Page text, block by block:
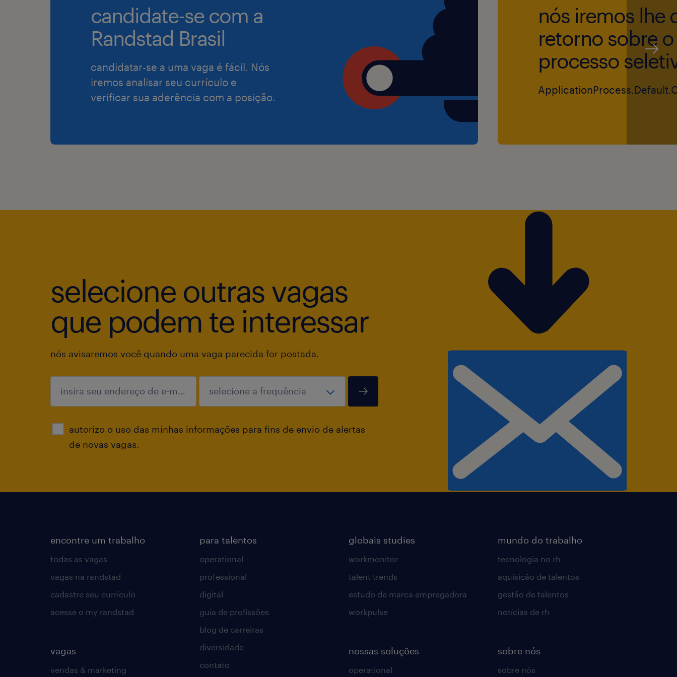
Ser parte de uma empresa com espírito empreendedor, na qual
adoramos pensar grande e em longo prazo.
Ser protagonista de seu desenvolvimento em um ambiente de
oportunidades, aprendizagem, crescimento, expansão e
troca de pagamento de dinheiro. Você tem acesso a todas as
oportunidades abertas no nosso site de carreiras. Caso receba
pedidos de dinheiro, desconfie!
candidate-se com a
Randstad Brasil
candidatar-se a uma vaga é fácil. Nós
iremos analisar seu currículo e
verificar sua aderência com a posição.
nós iremos lhe
retorno sobre o
processo
selecione outras vagas
que podem te interessar
nós avisaremos você quando uma vaga parecida for postada.
autorizo o uso das minhas informações para fins de envio de alertas
de novas vagas.
enviar
encontre um trabalho
todas as vagas
vagas na randstad
cadastre seu currículo
acesse o my randstad
vagas
vendas & marketing
para talentos
operational
professional
digital
guia de profissões
blog de carreiras
diversidade
contato
globais studies
workmonitor
talent trends
estudo de marca empregadora
workpulse
nossas soluções
operational
mundo do trabalho
tecnologia no rh
aquisição de talentos
gestão de talentos
notícias de rh
sobre nós
sobre nós